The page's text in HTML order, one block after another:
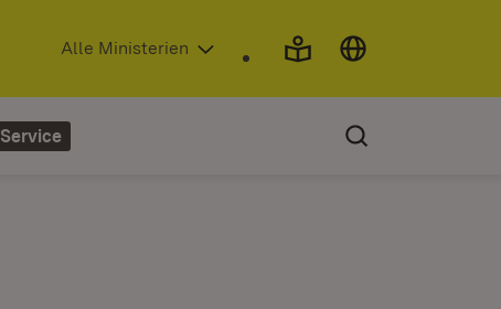
(Öffnet in neuem Fenster)
Alle Ministerien
Service